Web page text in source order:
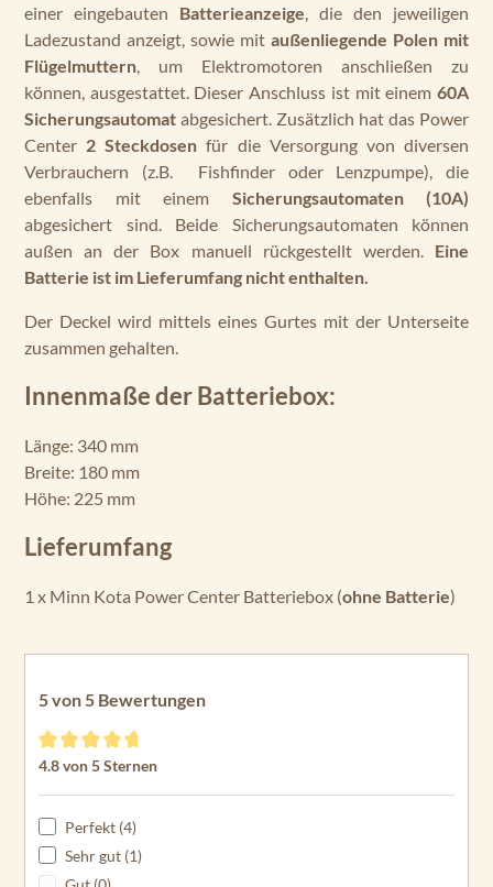
einer eingebauten Batterieanzeige, die den jeweiligen
Ladezustand anzeigt, sowie mit außenliegende Polen mit
Flügelmuttern, um Elektromotoren anschließen zu
können, ausgestattet. Dieser Anschluss ist mit einem 60A
Sicherungsautomat abgesichert. Zusätzlich hat das Power
Center 2 Steckdosen für die Versorgung von diversen
Verbrauchern (z.B. Fishfinder oder Lenzpumpe), die
ebenfalls mit einem Sicherungsautomaten (10A)
abgesichert sind. Beide Sicherungsautomaten können
außen an der Box manuell rückgestellt werden. Eine
Batterie ist im Lieferumfang nicht enthalten.
Der Deckel wird mittels eines Gurtes mit der Unterseite
zusammen gehalten.
Innenmaße der Batteriebox:
Länge: 340 mm
Breite: 180 mm
Höhe: 225 mm
Lieferumfang
1 x Minn Kota Power Center Batteriebox (ohne Batterie)
5 von 5 Bewertungen
Durchschnittliche Bewertung von 4.8 von 5 Sternen
4.8 von 5 Sternen
Perfekt (4)
Sehr gut (1)